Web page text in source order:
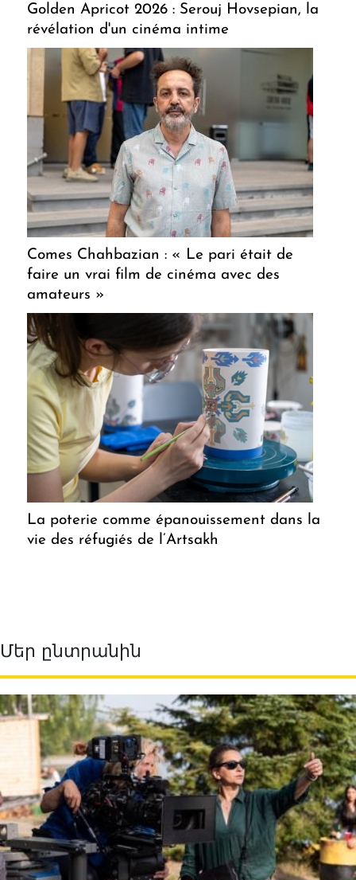
Golden Apricot 2026 : Serouj Hovsepian, la
révélation d'un cinéma intime
Comes Chahbazian : « Le pari était de
faire un vrai film de cinéma avec des
amateurs »
La poterie comme épanouissement dans la
vie des réfugiés de l’Artsakh
Մեր ընտրանին